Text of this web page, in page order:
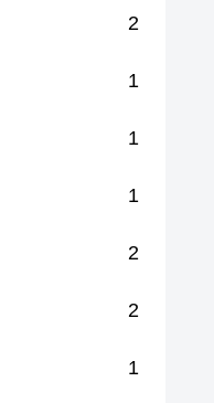
2
1
1
1
2
2
1